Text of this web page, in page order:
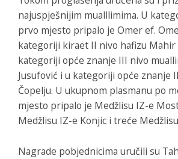
najuspješnijim mualllimima. U
prvo mjesto pripalo je Omer ef.
kategoriji kiraet II nivo hafizu Mahir
kategoriji opće znanje III nivo
Jusufović i u kategoriji opće znanje
Čopelju. U ukupnom plasmanu po
mjesto pripalo je Medžlisu IZ-e
Medžlisu IZ-e Konjic i treće
Nagrade pobjednicima uručili su